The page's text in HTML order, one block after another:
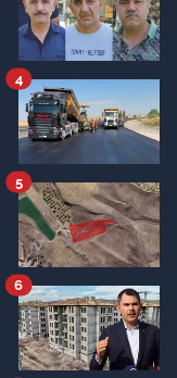
4
5
6